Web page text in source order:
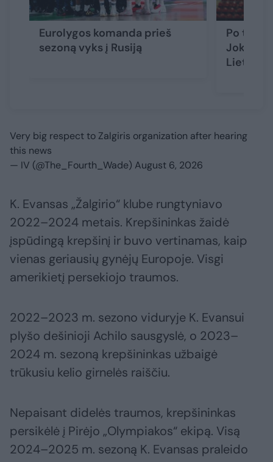
Eurolygos komanda prieš
sezoną vyks į Rusiją
Po
Very big respect to Zalgiris organization after hearing
this news
— IV (@The_Fourth_Wade) August 6, 2026
K. Evansas „Žalgirio“ klube rungtyniavo
2022–2024 metais. Krepšininkas žaidė
įspūdingą krepšinį ir buvo vertinamas, kaip
vienas geriausių gynėjų Europoje. Visgi
amerikietį persekiojo traumos.
2022–2023 m. sezono viduryje K. Evansui
plyšo dešinioji Achilo sausgyslė, o 2023–
2024 m. sezoną krepšininkas užbaigė
trūkusiu kelio girnelės raiščiu.
Nepaisant didelės traumos, krepšininkas
persikėlė į Pirėjo „Olympiakos“ ekipą. Visą
2024–2025 m. sezoną K. Evansas praleido